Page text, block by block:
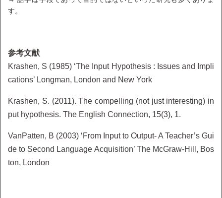
す。
参考文献
Krashen, S (1985) ‘The Input Hypothesis : Issues and Impli
cations’ Longman, London and New York
Krashen, S. (2011). The compelling (not just interesting) in
put hypothesis. The English Connection, 15(3), 1.
VanPatten, B (2003) ‘From Input to Output- A Teacher’s Gui
de to Second Language Acquisition’ The McGraw-Hill, Bos
ton, London